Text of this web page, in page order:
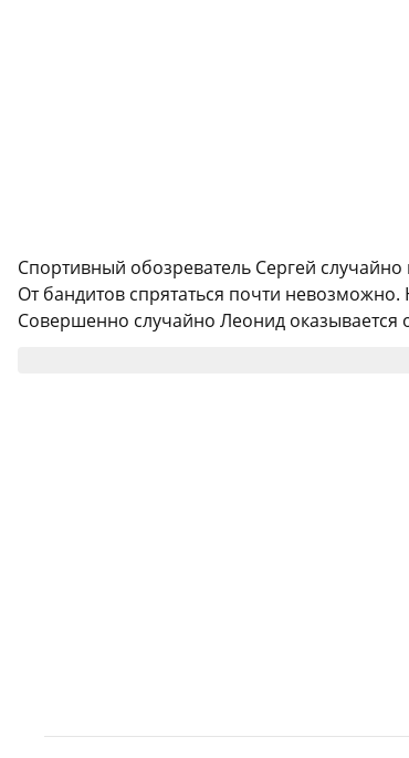
Спортивный обозреватель Сергей
От бандитов спрятаться почти
Совершенно случайно Леонид оказывается